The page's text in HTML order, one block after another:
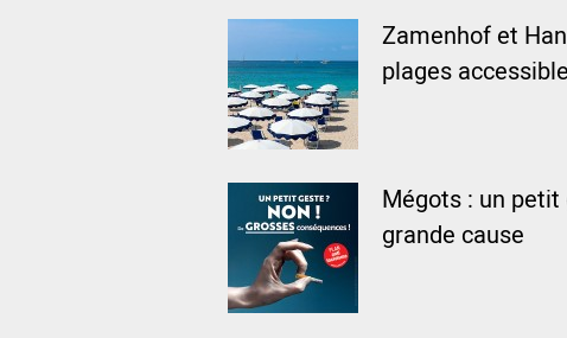
Zamenhof et
plages
Mégots : un
grande cause